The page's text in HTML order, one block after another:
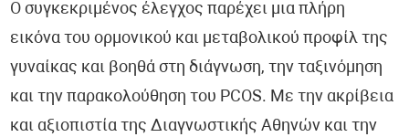
Ο συγκεκριμένος έλεγχος παρέχει μια πλήρη
εικόνα του ορμονικού και μεταβολικού προφίλ της
γυναίκας και βοηθά στη διάγνωση, την ταξινόμηση
και την παρακολούθηση του PCOS. Με την ακρίβεια
και αξιοπιστία της Διαγνωστικής Αθηνών και την